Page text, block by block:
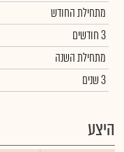
מתחילת החודש
3 חודשים
מתחילת השנה
3 שנים
היצע